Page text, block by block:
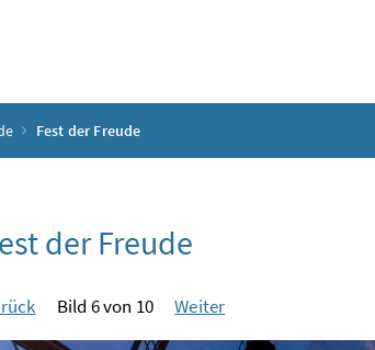
Fest der Freude
der Freude
Bild 6 von 10 Weiter